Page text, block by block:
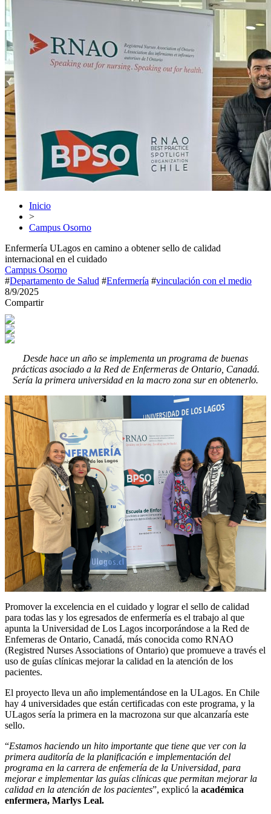
Inicio
>
Campus Osorno
Enfermería ULagos en camino a obtener sello de calidad
internacional en el cuidado
Campus Osorno
#Departamento de Salud #Enfermería #vinculación con el medio
8/9/2025
Compartir
Desde hace un año se implementa un programa de buenas
prácticas asociado a la Red de Enfermeras de Ontario, Canadá.
Sería la primera universidad en la macro zona sur en obtenerlo.
Promover la excelencia en el cuidado y lograr el sello de calidad
para todas las y los egresados de enfermería es el trabajo al que
apunta la Universidad de Los Lagos incorporándose a la Red de
Enfemeras de Ontario, Canadá, más conocida como RNAO
(Registred Nurses Associations of Ontario) que promueve a través el
uso de guías clínicas mejorar la calidad en la atención de los
pacientes.
El proyecto lleva un año implementándose en la ULagos. En Chile
hay 4 universidades que están certificadas con este programa, y la
ULagos sería la primera en la macrozona sur que alcanzaría este
sello.
“Estamos haciendo un hito importante que tiene que ver con la
primera auditoría de la planificación e implementación del
programa en la carrera de enfemería de la Universidad, para
mejorar e implementar las guías clínicas que permitan mejorar la
calidad en la atención de los pacientes”, explicó la académica
enfermera, Marlys Leal.